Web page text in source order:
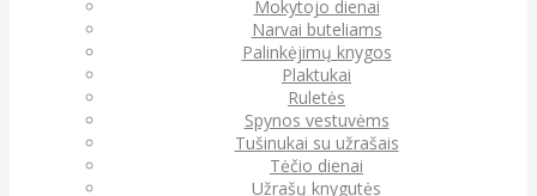
Mokytojo dienai
Narvai buteliams
Palinkėjimų knygos
Plaktukai
Ruletės
Spynos vestuvėms
Tušinukai su užrašais
Tėčio dienai
Užrašų knygutės